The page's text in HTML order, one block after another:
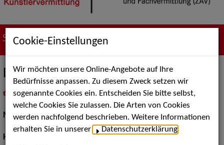
Suche nach Künstler*innen
Devina R.
als PDF speichern
inMeine Merklistelegen
Models / Werbung:Fotomodell
Haarfarbe:
Cookie-Einstellungen
Wir möchten unsere Online-Angebote auf Ihre
Bedürfnisse anpassen. Zu diesem Zweck setzen wir
sogenannte Cookies ein. Entscheiden Sie bitte selbst,
welche Cookies Sie zulassen. Die Arten von Cookies
werden nachfolgend beschrieben. Weitere Informationen
erhalten Sie in unserer
Datenschutzerklärung